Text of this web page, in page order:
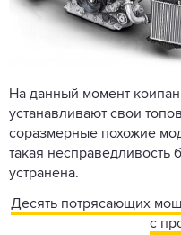
На данный момент
устанавливают свои
соразмерные похожие
такая несправедливость
устранена.
Десять потрясающих
с